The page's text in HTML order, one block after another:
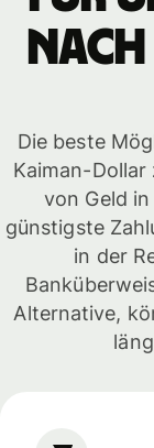
nach
Die beste
Kaiman-Dollar
von Geld
günstigste
in der
Alternative,